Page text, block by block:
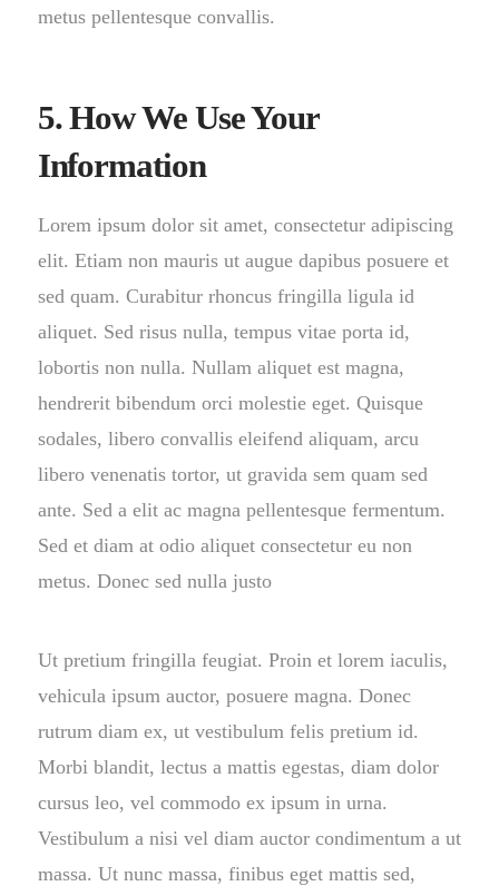
metus pellentesque convallis.
5. How We Use Your
Information
Lorem ipsum dolor sit amet, consectetur adipiscing
elit. Etiam non mauris ut augue dapibus posuere et
sed quam. Curabitur rhoncus fringilla ligula id
aliquet. Sed risus nulla, tempus vitae porta id,
lobortis non nulla. Nullam aliquet est magna,
hendrerit bibendum orci molestie eget. Quisque
sodales, libero convallis eleifend aliquam, arcu
libero venenatis tortor, ut gravida sem quam sed
ante. Sed a elit ac magna pellentesque fermentum.
Sed et diam at odio aliquet consectetur eu non
metus. Donec sed nulla justo
Ut pretium fringilla feugiat. Proin et lorem iaculis,
vehicula ipsum auctor, posuere magna. Donec
rutrum diam ex, ut vestibulum felis pretium id.
Morbi blandit, lectus a mattis egestas, diam dolor
cursus leo, vel commodo ex ipsum in urna.
Vestibulum a nisi vel diam auctor condimentum a ut
massa. Ut nunc massa, finibus eget mattis sed,